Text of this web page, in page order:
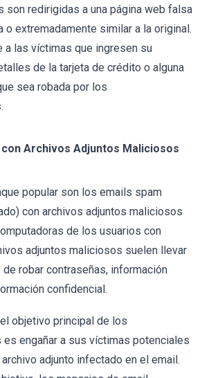
son redirigidas a una página web falsa
o extremadamente similar a la original.
a las víctimas que ingresen su
de la tarjeta de crédito o alguna
sea robada por los
con Archivos Adjuntos Maliciosos
popular son los emails spam
con archivos adjuntos maliciosos
de los usuarios con
adjuntos maliciosos suelen llevar
robar contraseñas, información
confidencial.
objetivo principal de los
engañar a sus víctimas potenciales
archivo adjunto infectado en el email.